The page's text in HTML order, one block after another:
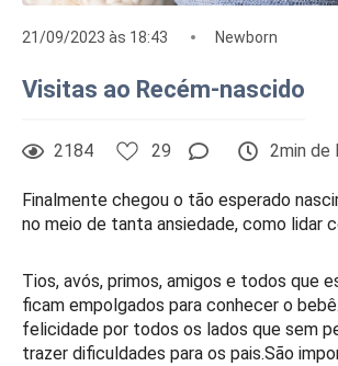
21/09/2023 às 18:43 Newborn
Visitas ao Recém-nascido
2184 29 2min de
Finalmente chegou o tão esperado
no meio de tanta ansiedade, como lidar
Tios, avós, primos, amigos e todos que
ficam empolgados para conhecer o
felicidade por todos os lados que sem
trazer dificuldades para os pais.São